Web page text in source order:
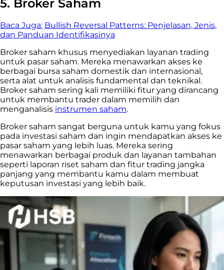
5. Broker Saham
Baca Juga: Bullish Reversal Patterns: Penjelasan, Jenis,
dan Panduan Identifikasinya
Broker saham khusus menyediakan layanan trading
untuk pasar saham. Mereka menawarkan akses ke
berbagai bursa saham domestik dan internasional,
serta alat untuk analisis fundamental dan teknikal.
Broker saham sering kali memiliki fitur yang dirancang
untuk membantu trader dalam memilih dan
menganalisis instrumen saham.
Broker saham sangat berguna untuk kamu yang fokus
pada investasi saham dan ingin mendapatkan akses ke
pasar saham yang lebih luas. Mereka sering
menawarkan berbagai produk dan layanan tambahan
seperti laporan riset saham dan fitur trading jangka
panjang yang membantu kamu dalam membuat
keputusan investasi yang lebih baik.